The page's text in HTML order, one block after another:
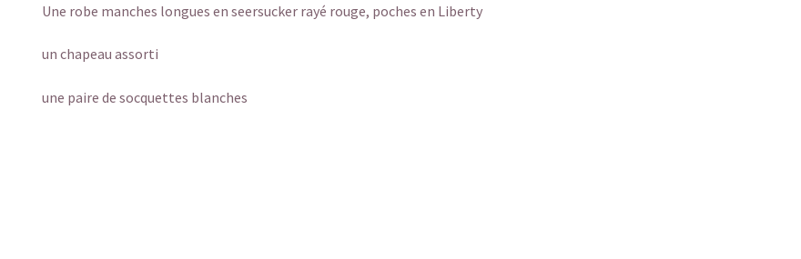
Une robe manches longues en seersucker rayé rouge, poches en Liberty
un chapeau assorti
une paire de socquettes blanches